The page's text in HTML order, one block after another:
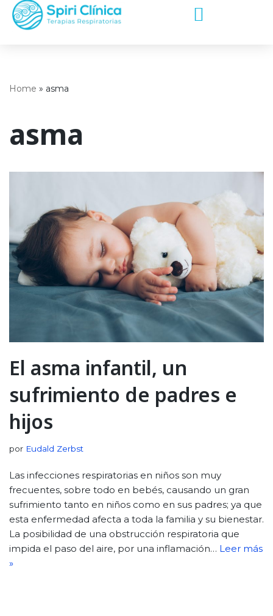
Saltar
Home » asma
asma
El asma infantil, un
sufrimiento de padres e
hijos
por Eudald Zerbst
Las infecciones respiratorias en niños son muy
frecuentes, sobre todo en bebés, causando un gran
sufrimiento tanto en niños como en sus padres; ya que
esta enfermedad afecta a toda la familia y su bienestar.
La posibilidad de una obstrucción respiratoria que
impida el paso del aire, por una inflamación… Leer más
»